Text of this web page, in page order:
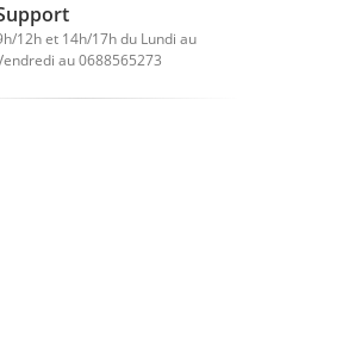
12h et 14h/17h du Lundi au
au 0688565273